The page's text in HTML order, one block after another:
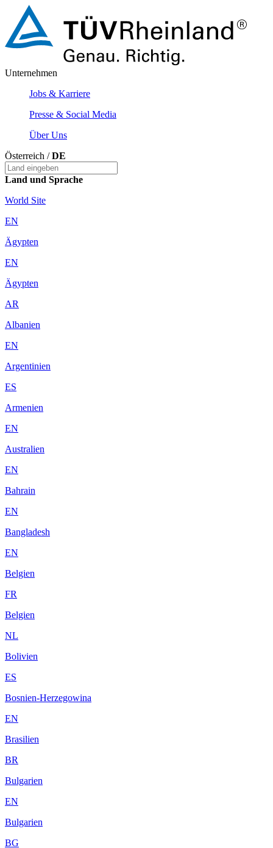
Unternehmen
Jobs & Karriere
Presse & Social Media
Über Uns
Österreich /DE
Land und Sprache
World Site
EN
Ägypten
EN
Ägypten
AR
Albanien
EN
Argentinien
ES
Armenien
EN
Australien
EN
Bahrain
EN
Bangladesh
EN
Belgien
FR
Belgien
NL
Bolivien
ES
Bosnien-Herzegowina
EN
Brasilien
BR
Bulgarien
EN
Bulgarien
BG